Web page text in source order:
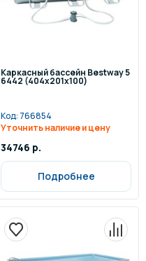
Каркасный бассейн Bestway 5
6442 (404х201х100)
Код: 766854
Уточнить наличие и цену
34746 р.
Подробнее